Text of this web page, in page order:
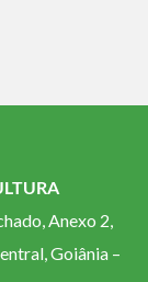
Anexo 2,
Goiânia –